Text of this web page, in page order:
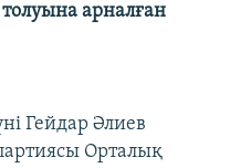
арналған
Гейдар Әлиев
Орталық